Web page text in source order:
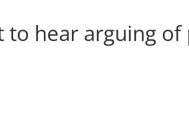
to hear arguing of